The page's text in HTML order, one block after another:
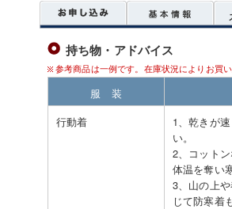
持ち物・アドバイス
参考商品は一例です。在庫状況によりお買
服 装
行動着
1、乾きが
い。
2、コット
体温を奪い
3、山の上
じて防寒着